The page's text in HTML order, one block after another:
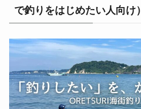
で釣りをはじめたい人向け）